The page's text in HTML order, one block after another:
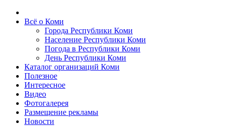
Всё о Коми
Города Республики Коми
Население Республики Коми
Погода в Республики Коми
День Республики Коми
Каталог организаций Коми
Полезное
Интересное
Видео
Фотогалерея
Размещение рекламы
Новости